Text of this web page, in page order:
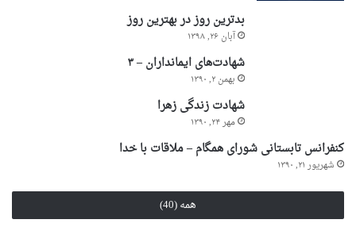
بدترین روز در بهترین روز
آبان ۲۶, ۱۳۹۸
شهادت‌های ایمانداران – ۳
بهمن ۲, ۱۳۹۰
شهادت زندگی زهرا
مهر ۲۴, ۱۳۹۰
کنفرانس تابستانی شورای همگام – ملاقات با خدا
شهریور ۲۱, ۱۳۹۰
همه (40)